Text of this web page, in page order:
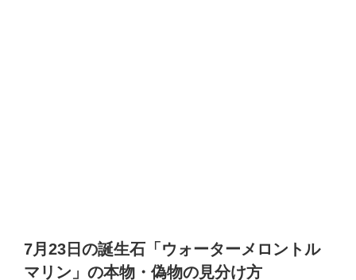
7月23日の誕生石「ウォーターメロントル
マリン」の本物・偽物の見分け方